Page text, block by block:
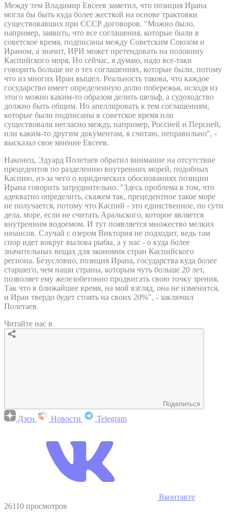
Между тем Владимир Евсеев заметил, что позиция Ирана
могла бы быть куда более жесткой на основе трактовки
существовавших при СССР договоров. "Можно было,
например, заявить, что все соглашения, которые были в
советское время, подписаны между Советским Союзом и
Ираном, а значит, ИРИ может претендовать на половину
Каспийского моря. Но сейчас, я думаю, надо все-таки
говорить больше не о тех соглашениях, которые были, потому
что из многих Иран вышел. Реальность такова, что каждое
государство имеет определенную долю побережья, исходя из
этого можно каким-то образом делить шельф, а судоходство
должно быть общим. Но апеллировать к тем соглашениям,
которые были подписаны в советское время или
существовали негласно между, например, Россией и Персией,
или каким-то другим документам, я считаю, неправильно", -
высказал свое мнение Евсеев.
Наконец, Эдуард Полетаев обратил внимание на отсутствие
прецедентов по разделению внутренних морей, подобных
Каспию, из-за чего о юридических обоснованиях позиции
Ирана говорить затруднительно. "Здесь проблема в том, что
адекватно определить, скажем так, прецедентное такое море
не получается, потому что Каспий - это единственное, по сути
дела, море, если не считать Аральского, которое является
внутренним водоемом. И тут появляется множество мелких
нюансов. Случай с озером Виктория не подходит, ведь там
спор идет вокруг вылова рыбы, а у нас - о куда более
значительных вещах для экономик стран Каспийского
региона. Безусловно, позиция Ирана, государства куда более
старшего, чем наши страны, которым чуть больше 20 лет,
позволяет ему железобетонно продвигать свою точку зрения.
Так что в ближайшее время, на мой взгляд, она не изменится,
и Иран твердо будет стоять на своих 20%", - заключил
Полетаев.
Читайте нас в
Поделиться
Дзен Новости Telegram
Вконтакте
26110 просмотров